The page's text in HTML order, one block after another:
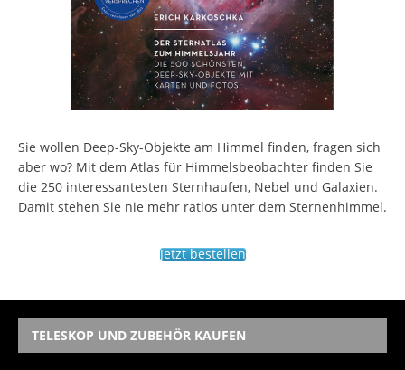
Sie wollen Deep-Sky-Objekte am Himmel finden, fragen sich
aber wo? Mit dem Atlas für Himmelsbeobachter finden Sie
die 250 interessantesten Sternhaufen, Nebel und Galaxien.
Damit stehen Sie nie mehr ratlos unter dem Sternenhimmel.
Jetzt bestellen
TELESKOP UND ZUBEHÖR KAUFEN